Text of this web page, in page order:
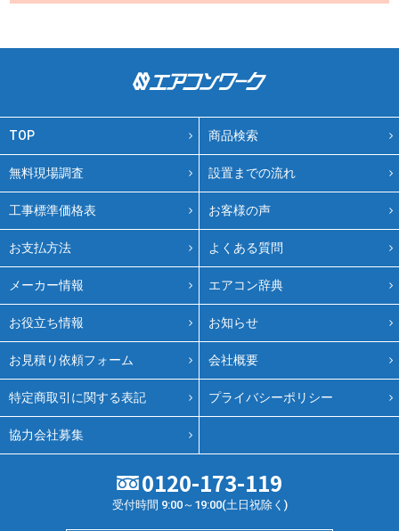
TOP 商品検索
無料現場調査 設置までの流れ
工事標準価格表 お客様の声
お支払方法 よくある質問
メーカー情報 エアコン辞典
お役立ち情報 お知らせ
お見積り依頼フォーム 会社概要
特定商取引に関する表記 プライバシーポリシー
協力会社募集
0120-173-119
受付時間 9:00～19:00(土日祝除く)